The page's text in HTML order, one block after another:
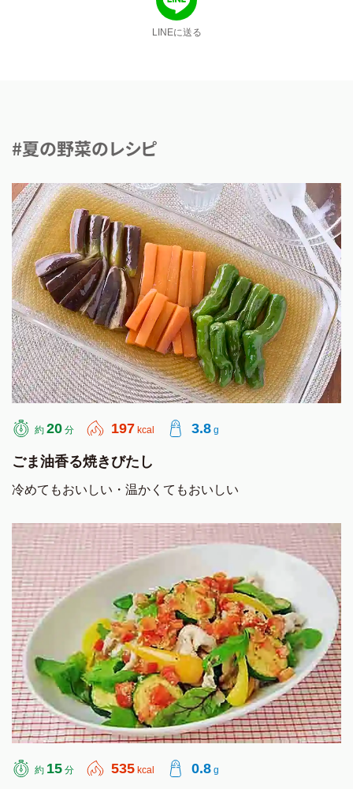
LINEに送る
#夏の野菜のレシピ
約 20 分 197 kcal 3.8 g
ごま油香る焼きびたし
冷めてもおいしい・温かくてもおいしい
約 15 分 535 kcal 0.8 g